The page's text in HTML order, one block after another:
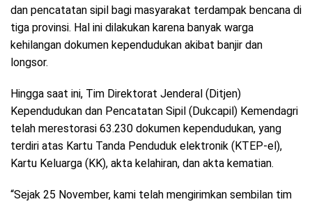
dan pencatatan sipil bagi masyarakat terdampak bencana di
tiga provinsi. Hal ini dilakukan karena banyak warga
kehilangan dokumen kependudukan akibat banjir dan
longsor.
Hingga saat ini, Tim Direktorat Jenderal (Ditjen)
Kependudukan dan Pencatatan Sipil (Dukcapil) Kemendagri
telah merestorasi 63.230 dokumen kependudukan, yang
terdiri atas Kartu Tanda Penduduk elektronik (KTEP-el),
Kartu Keluarga (KK), akta kelahiran, dan akta kematian.
“Sejak 25 November, kami telah mengirimkan sembilan tim